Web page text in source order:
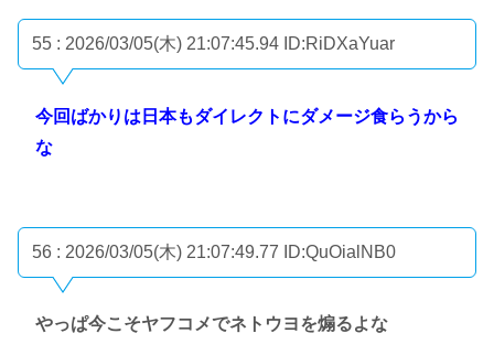
55 : 2026/03/05(木) 21:07:45.94 ID:RiDXaYuar
今回ばかりは日本もダイレクトにダメージ食らうから
な
56 : 2026/03/05(木) 21:07:49.77 ID:QuOialNB0
やっぱ今こそヤフコメでネトウヨを煽るよな